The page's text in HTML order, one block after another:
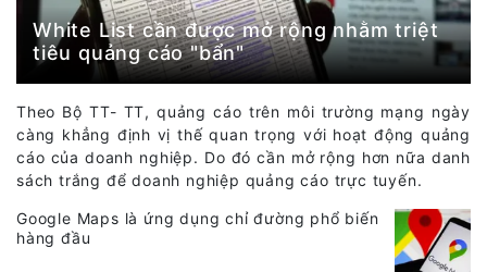
White List cần được mở rộng nhằm triệt
tiêu quảng cáo "bẩn"
Theo Bộ TT- TT, quảng cáo trên môi trường mạng ngày
càng khẳng định vị thế quan trọng với hoạt động quảng
cáo của doanh nghiệp. Do đó cần mở rộng hơn nữa danh
sách trắng để doanh nghiệp quảng cáo trực tuyến.
Google Maps là ứng dụng chỉ đường phổ biến
hàng đầu